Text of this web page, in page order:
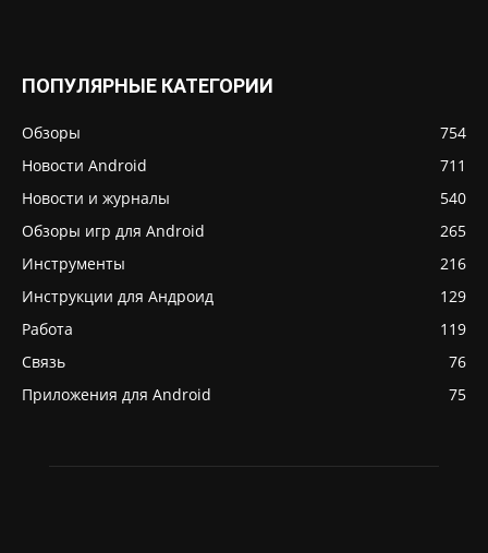
ПОПУЛЯРНЫЕ КАТЕГОРИИ
Обзоры
754
Новости Android
711
Новости и журналы
540
Обзоры игр для Android
265
Инструменты
216
Инструкции для Андроид
129
Работа
119
Связь
76
Приложения для Android
75